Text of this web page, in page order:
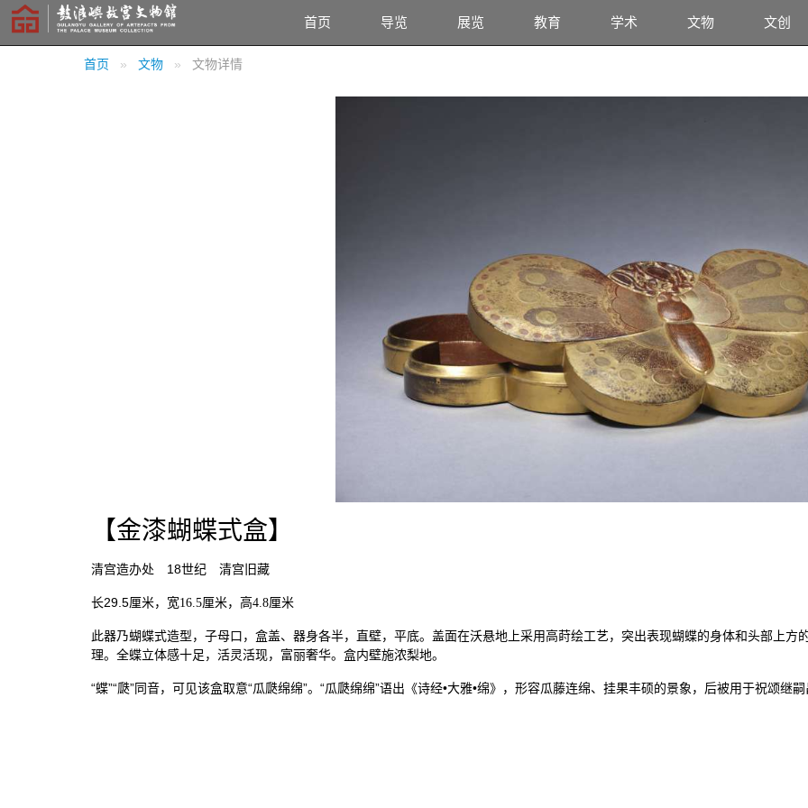
首页 导览 展览 教育 学术 文物 文创
首页 文物 文物详情
【金漆蝴蝶式盒】
清宫造办处 18世纪 清宫旧藏
长29.5厘米，宽16.5厘米，高4.8厘米
此器乃蝴蝶式造型，子母口，盒盖、器身各半，直壁，平底。盖面在沃悬地上采用高莳绘工艺，突出表现蝴蝶的身体和头部上
理。全蝶立体感十足，活灵活现，富丽奢华。盒内壁施浓梨地。
“蝶”“瓞”同音，可见该盒取意“瓜瓞绵绵”。“瓜瓞绵绵”语出《诗经•大雅•绵》，形容瓜藤连绵、挂果丰硕的景象，后被用于祝颂继